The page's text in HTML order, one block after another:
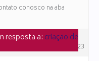
conosco na aba
resposta a:criação de
#147523